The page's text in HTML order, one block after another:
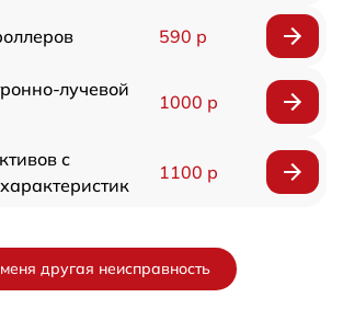
590 р
лучевой
1000 р
с
1100 р
другая неисправность